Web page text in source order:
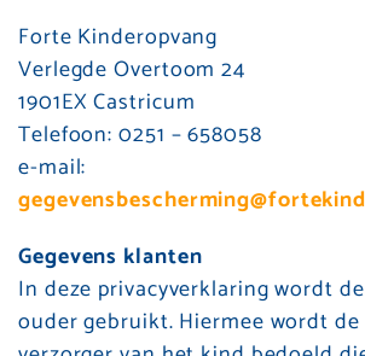
Forte Kinderopvang
Verlegde Overtoom 24
1901EX Castricum
Telefoon: 0251 – 658058
e-mail:
Gegevens klanten
In deze privacyverklaring wordt
ouder gebruikt. Hiermee wordt de